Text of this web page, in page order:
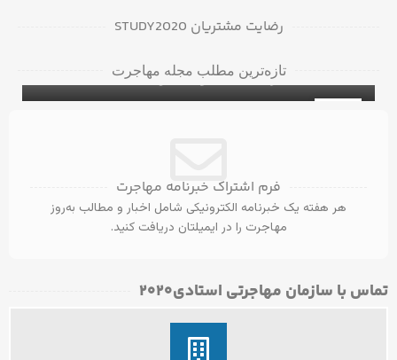
رضایت مشتریان STUDY2020
تازه‌ترین مطلب مجله مهاجرت
برای دانشجویان بین‌المللی
فرم اشتراک خبرنامه مهاجرت
هر هفته یک خبرنامه الکترونیکی شامل اخبار و مطالب به‌روز
مهاجرت را در ایمیلتان دریافت کنید.
تماس با سازمان مهاجرتی استادی۲۰۲۰​